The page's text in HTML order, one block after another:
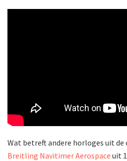
Wat betreft andere horloges uit de
Breitling Navitimer Aerospace uit